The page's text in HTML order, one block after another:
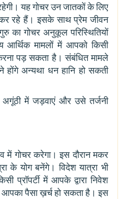
यह गोचर उन जातकों के लिए
कर रहे हैं। इसके साथ प्रेम जीवन
का गोचर अनुकूल परिस्थितियों
आर्थिक मामलों में आपको किसी
पड़ सकता है। संबंधित मामले
अन्यथा धन हानि हो सकती
में जड़वाएं और उसे तर्जनी
में गोचर करेगा। इस दौरान मकर
के योग बनेंगे। विदेश यात्रा भी
प्रॉपर्टी में आपके द्वारा निवेश
पैसा ख़र्च हो सकता है। इस